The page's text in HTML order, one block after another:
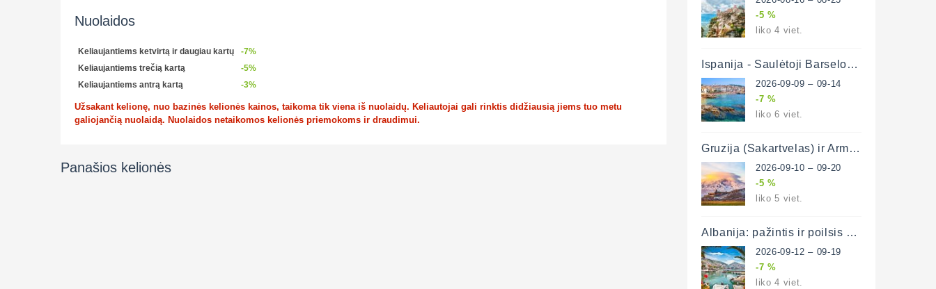
Nuolaidos
Keliaujantiems ketvirtą ir daugiau kartų
-7%
Keliaujantiems trečią kartą
-5%
Keliaujantiems antrą kartą
-3%
Užsakant kelionę, nuo bazinės kelionės kainos, taikoma tik viena iš nuolaidų. Keliautojai gali rinktis didžiausią jiems tuo metu
galiojančią nuolaidą. Nuolaidos netaikomos kelionės priemokoms ir draudimui.
Panašios kelionės
-5 %
liko 4 viet.
Ispanija - Saulėtoji Barselona ir poilsis prie Viduržemio jūros 6 d. (lėktuvu)
2026-09-09 – 09-14
-7 %
liko 6 viet.
Gruzija (Sakartvelas) ir Armėnija su poilsiu Batumyje 11 d. (lėktuvu)
2026-09-10 – 09-20
-5 %
liko 5 viet.
Albanija: pažintis ir poilsis prie Adrijos ir Jonijos jūrų 8 d. (lėktuvu)
2026-09-12 – 09-19
-7 %
liko 4 viet.